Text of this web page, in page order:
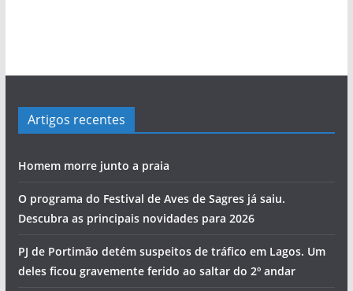
Artigos recentes
Homem morre junto a praia
O programa do Festival de Aves de Sagres já saiu.
Descubra as principais novidades para 2026
PJ de Portimão detém suspeitos de tráfico em Lagos. Um
deles ficou gravemente ferido ao saltar do 2º andar